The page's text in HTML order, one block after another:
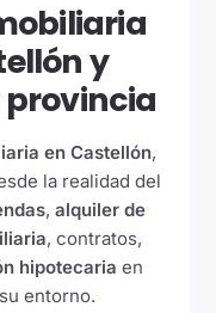
y
provincia
en Castellón,
la realidad del
, alquiler de
, contratos,
hipotecaria en
entorno.